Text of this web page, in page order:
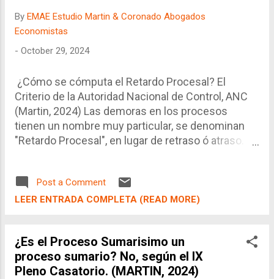
By EMAE Estudio Martin & Coronado Abogados
Economistas
- October 29, 2024
¿Cómo se cómputa el Retardo Procesal? El
Criterio de la Autoridad Nacional de Control, ANC
(Martin, 2024) Las demoras en los procesos
tienen un nombre muy particular, se denominan
"Retardo Procesal", en lugar de retraso ó atraso. Si
disciplinario de los jueces y personal judicial, la
ANC ha preferido utilizar el término retardo, en
.
Post a Comment
LEER ENTRADA COMPLETA (READ MORE)
¿Es el Proceso Sumarisimo un
proceso sumario? No, según el IX
Pleno Casatorio. (MARTIN, 2024)